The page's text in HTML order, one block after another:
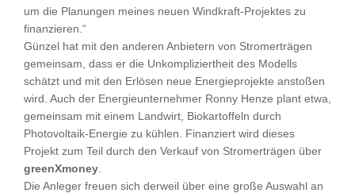
um die Planungen meines neuen Windkraft-Projektes zu
finanzieren.“
Günzel hat mit den anderen Anbietern von Stromerträgen
gemeinsam, dass er die Unkompliziertheit des Modells
schätzt und mit den Erlösen neue Energieprojekte anstoßen
wird. Auch der Energieunternehmer Ronny Henze plant etwa,
gemeinsam mit einem Landwirt, Biokartoffeln durch
Photovoltaik-Energie zu kühlen. Finanziert wird dieses
Projekt zum Teil durch den Verkauf von Stromerträgen über
greenXmoney
Die Anleger freuen sich derweil über eine große Auswahl an